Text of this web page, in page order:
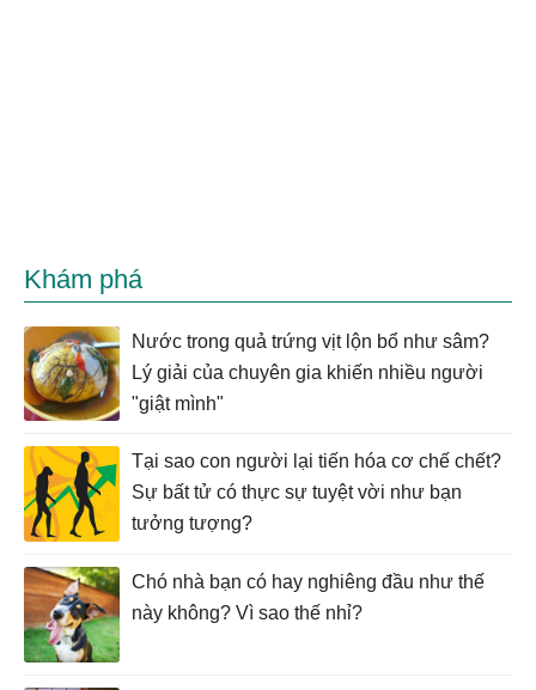
Khám phá
Nước trong quả trứng vịt lộn bổ như sâm?
Lý giải của chuyên gia khiến nhiều người
"giật mình"
Tại sao con người lại tiến hóa cơ chế chết?
Sự bất tử có thực sự tuyệt vời như bạn
tưởng tượng?
Chó nhà bạn có hay nghiêng đầu như thế
này không? Vì sao thế nhỉ?